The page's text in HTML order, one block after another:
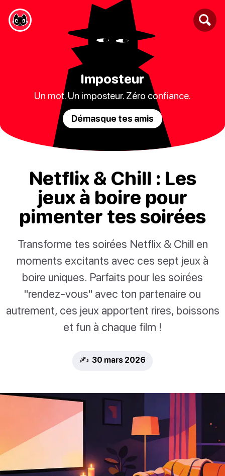
Imposteur
Un mot. Un imposteur. Zéro confiance.
Démasque tes amis
Netflix & Chill : Les
jeux à boire pour
pimenter tes soirées
Transforme tes soirées Netflix & Chill en
moments excitants avec ces sept jeux à
boire uniques. Parfaits pour les soirées
"rendez-vous" avec ton partenaire ou
autrement, ces jeux apportent rires, boissons
et fun à chaque film !
✍️ 30 mars 2026